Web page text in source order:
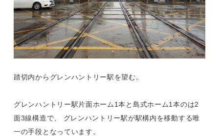
踏切内からグレンハントリー駅を望む。
グレンハントリー駅片面ホーム1本と島式ホーム1本のは2
面3線構造で、 グレンハントリー駅が駅構内を移動する唯
一の手段となっています。